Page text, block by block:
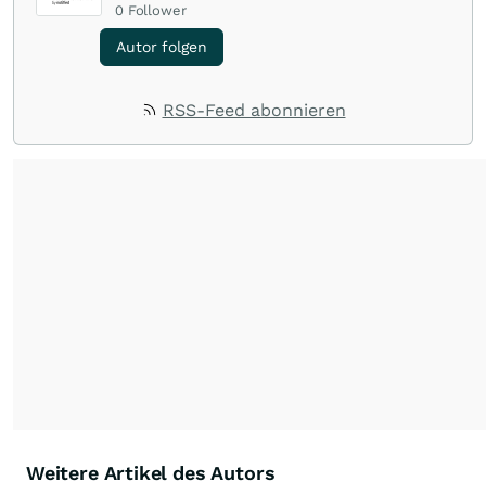
0 Follower
Autor folgen
RSS-Feed abonnieren
Weitere Artikel des Autors